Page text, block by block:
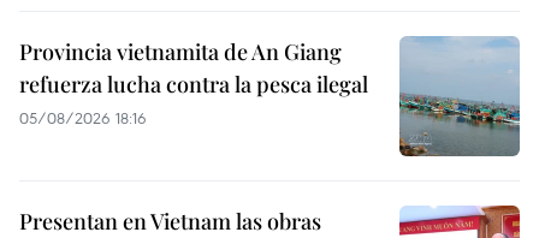
Provincia vietnamita de An Giang
refuerza lucha contra la pesca ilegal
05/08/2026 18:16
Presentan en Vietnam las obras